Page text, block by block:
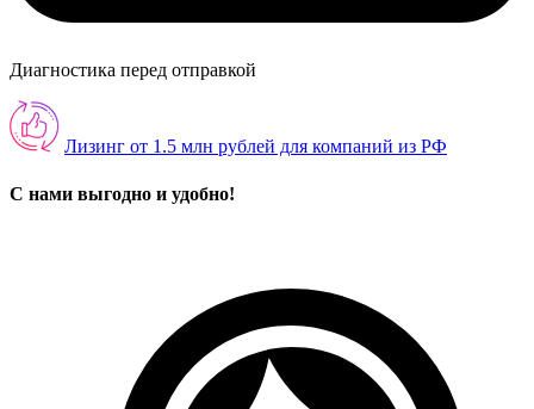
Диагностика перед отправкой
Лизинг от 1.5 млн рублей для компаний из РФ
С нами выгодно и удобно!